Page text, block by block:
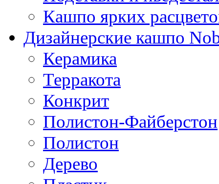
Кашпо ярких
Дизайнерские кашпо
Керамика
Терракота
Конкрит
Полистон-Файберстон
Полистон
Дерево